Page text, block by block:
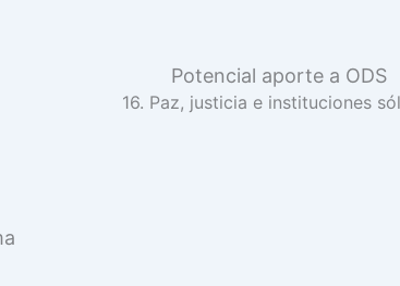
Potencial aporte a ODS
16. Paz, justicia e instituciones